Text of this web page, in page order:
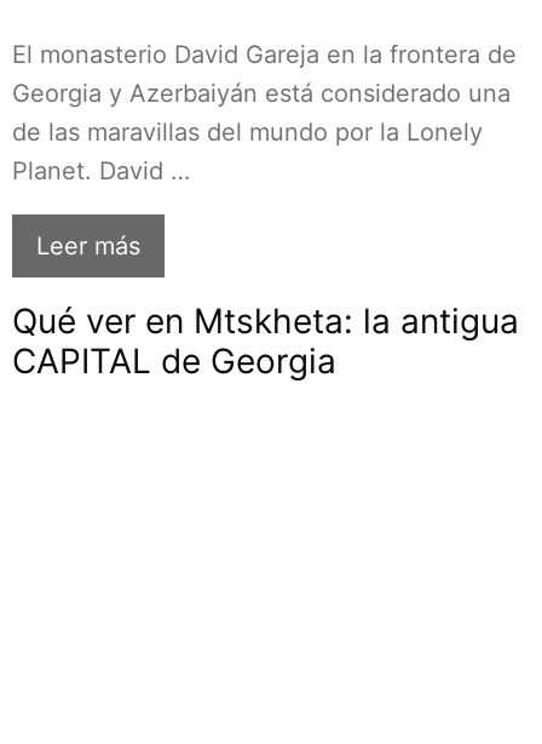
El monasterio David Gareja en la frontera de
Georgia y Azerbaiyán está considerado una
de las maravillas del mundo por la Lonely
Planet. David …
Leer más
Qué ver en Mtskheta: la antigua
CAPITAL de Georgia